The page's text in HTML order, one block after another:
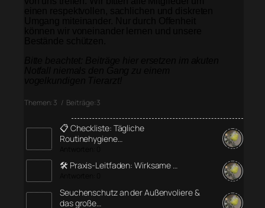
Themen: 3 / Beiträge: 3
📋 Checkliste: Tägliche
Routinehygiene…
🛠️ Praxis-Leitfaden: Wirksame …
Seuchenschutz an der Außenvoliere &
das große…